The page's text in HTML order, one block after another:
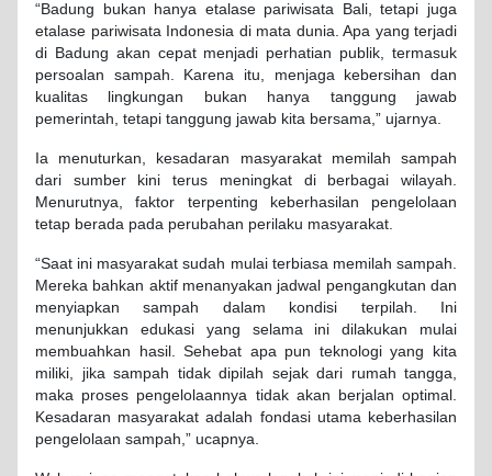
“Badung bukan hanya etalase pariwisata Bali, tetapi juga
etalase pariwisata Indonesia di mata dunia. Apa yang terjadi
di Badung akan cepat menjadi perhatian publik, termasuk
persoalan sampah. Karena itu, menjaga kebersihan dan
kualitas lingkungan bukan hanya tanggung jawab
pemerintah, tetapi tanggung jawab kita bersama,” ujarnya.
Ia menuturkan, kesadaran masyarakat memilah sampah
dari sumber kini terus meningkat di berbagai wilayah.
Menurutnya, faktor terpenting keberhasilan pengelolaan
tetap berada pada perubahan perilaku masyarakat.
“Saat ini masyarakat sudah mulai terbiasa memilah sampah.
Mereka bahkan aktif menanyakan jadwal pengangkutan dan
menyiapkan sampah dalam kondisi terpilah. Ini
menunjukkan edukasi yang selama ini dilakukan mulai
membuahkan hasil. Sehebat apa pun teknologi yang kita
miliki, jika sampah tidak dipilah sejak dari rumah tangga,
maka proses pengelolaannya tidak akan berjalan optimal.
Kesadaran masyarakat adalah fondasi utama keberhasilan
pengelolaan sampah,” ucapnya.